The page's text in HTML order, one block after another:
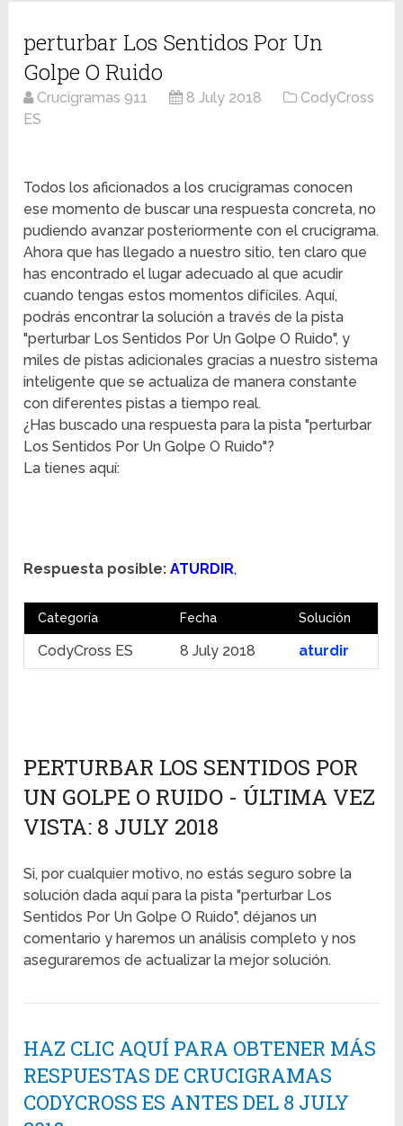
perturbar Los Sentidos Por Un
Golpe O Ruido
Crucigramas 911 8 July 2018
CodyCross
ES
Todos los aficionados a los crucigramas conocen
ese momento de buscar una respuesta concreta, no
pudiendo avanzar posteriormente con el crucigrama.
Ahora que has llegado a nuestro sitio, ten claro que
has encontrado el lugar adecuado al que acudir
cuando tengas estos momentos difíciles. Aquí,
podrás encontrar la solución a través de la pista
"perturbar Los Sentidos Por Un Golpe O Ruido", y
miles de pistas adicionales gracias a nuestro sistema
inteligente que se actualiza de manera constante
con diferentes pistas a tiempo real.
¿Has buscado una respuesta para la pista "perturbar
Los Sentidos Por Un Golpe O Ruido"?
La tienes aquí:
Respuesta posible: ATURDIR,
Categoría Fecha Solución
CodyCross ES 8 July 2018 aturdir
PERTURBAR LOS SENTIDOS POR
UN GOLPE O RUIDO - ÚLTIMA VEZ
VISTA: 8 JULY 2018
Si, por cualquier motivo, no estás seguro sobre la
solución dada aquí para la pista "perturbar Los
Sentidos Por Un Golpe O Ruido", déjanos un
comentario y haremos un análisis completo y nos
aseguraremos de actualizar la mejor solución.
HAZ CLIC AQUÍ PARA OBTENER MÁS
RESPUESTAS DE CRUCIGRAMAS
CODYCROSS ES ANTES DEL 8 JULY